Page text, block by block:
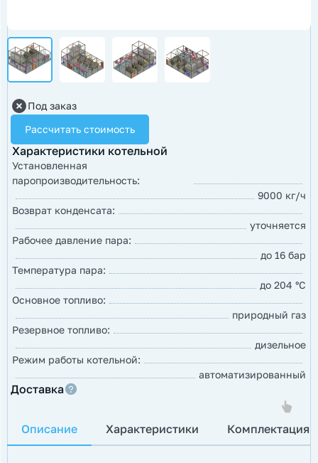
Под заказ
Рассчитать стоимость
Характеристики котельной
Установленная
паропроизводительность:
9000 кг/ч
Возврат конденсата:
уточняется
Рабочее давление пара:
до 16 бар
Температура пара:
до 204 °С
Основное топливо:
природный газ
Резервное топливо:
дизельное
Режим работы котельной:
автоматизированный
Доставка
Описание Характеристики Комплектация